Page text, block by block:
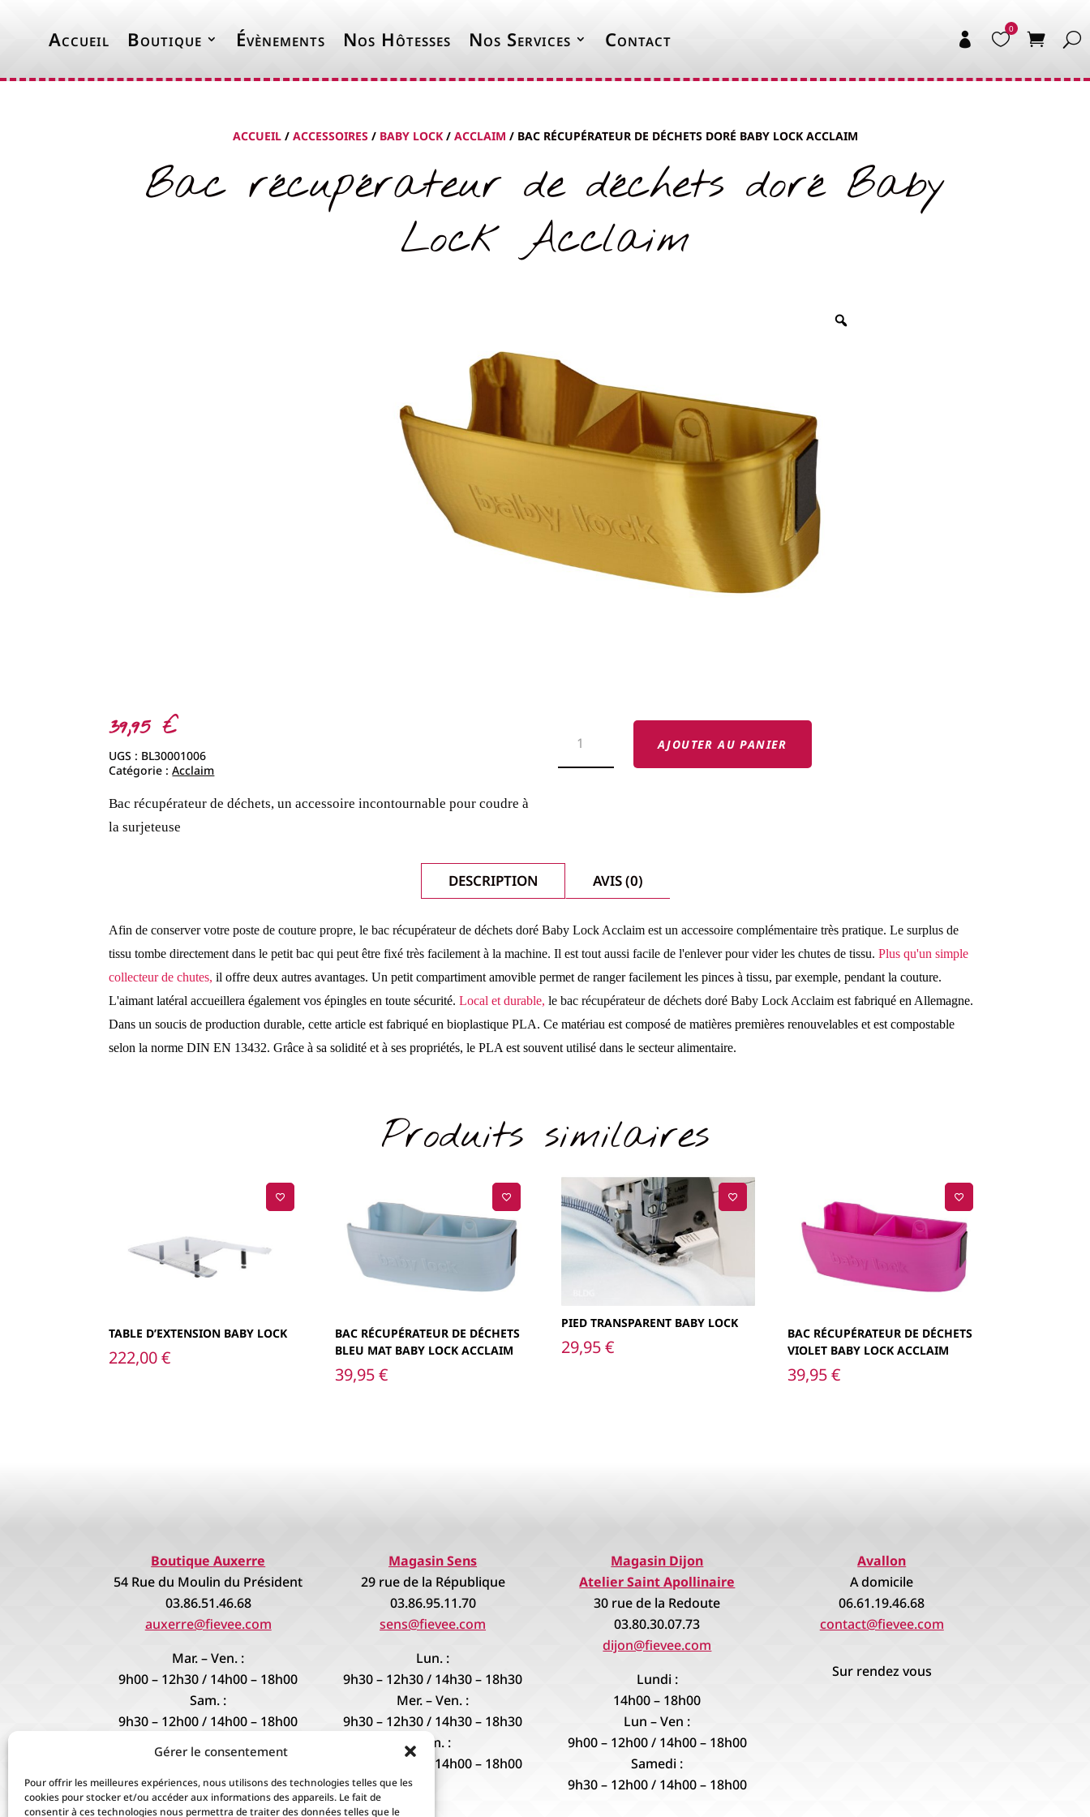
Gérer le consentement
Pour offrir les meilleures expériences, nous utilisons des technologies telles que les
cookies pour stocker et/ou accéder aux informations des appareils. Le fait de
consentir à ces technologies nous permettra de traiter des données telles que le
Accueil Boutique Évènements Nos Hôtesses Nos Services Contact  
ACCUEIL/ ACCESSOIRES/ BABY LOCK/ ACCLAIM / BAC RÉCUPÉRATEUR DE DÉCHETS DORÉ BABY LOCK ACCLAIM
Bac récupérateur de déchets doré Baby
Lock Acclaim
39,95€
UGS : BL30001006
Catégorie :Acclaim
Bac récupérateur de déchets, un accessoire incontournable pour coudre à
la surjeteuse
RÉCUPÉRATEUR
AJOUTER AU PANIER
DESCRIPTION AVIS (0)
Afin de conserver votre poste de couture propre, le bac récupérateur de déchets doré Baby Lock Acclaim est un accessoire complémentaire très pratique. Le surplus de
tissu tombe directement dans le petit bac qui peut être fixé très facilement à la machine. Il est tout aussi facile de l'enlever pour vider les chutes de tissu. Plus qu'un simple
collecteur de chutes, il offre deux autres avantages. Un petit compartiment amovible permet de ranger facilement les pinces à tissu, par exemple, pendant la couture.
L'aimant latéral accueillera également vos épingles en toute sécurité. Local et durable, le bac récupérateur de déchets doré Baby Lock Acclaim est fabriqué en Allemagne.
Dans un soucis de production durable, cette article est fabriqué en bioplastique PLA. Ce matériau est composé de matières premières renouvelables et est compostable
selon la norme DIN EN 13432. Grâce à sa solidité et à ses propriétés, le PLA est souvent utilisé dans le secteur alimentaire.
Produits similaires
TABLE D’EXTENSION BABY LOCK
222,00€
BAC RÉCUPÉRATEUR DE DÉCHETS
BLEU MAT BABY LOCK ACCLAIM
39,95€
PIED TRANSPARENT BABY LOCK
29,95€
BAC RÉCUPÉRATEUR DE DÉCHETS
VIOLET BABY LOCK ACCLAIM
39,95€
Boutique Auxerre
54 Rue du Moulin du Président
03.86.51.46.68
auxerre@fievee.com
Mar. – Ven. :
9h00 – 12h30 / 14h00 – 18h00
Sam. :
9h30 – 12h00 / 14h00 – 18h00
Magasin Sens
29 rue de la République
03.86.95.11.70
sens@fievee.com
Lun. :
9h30 – 12h30 / 14h30 – 18h30
Mer. – Ven. :
9h30 – 12h30 / 14h30 – 18h30
Sam. :
9h30 – 12h30 / 14h00 – 18h00
Magasin Dijon
Atelier Saint Apollinaire
30 rue de la Redoute
03.80.30.07.73
dijon@fievee.com
Lundi :
14h00 – 18h00
Lun – Ven :
9h00 – 12h00 / 14h00 – 18h00
Samedi :
9h30 – 12h00 / 14h00 – 18h00
Avallon
A domicile
06.61.19.46.68
contact@fievee.com
Sur rendez vous